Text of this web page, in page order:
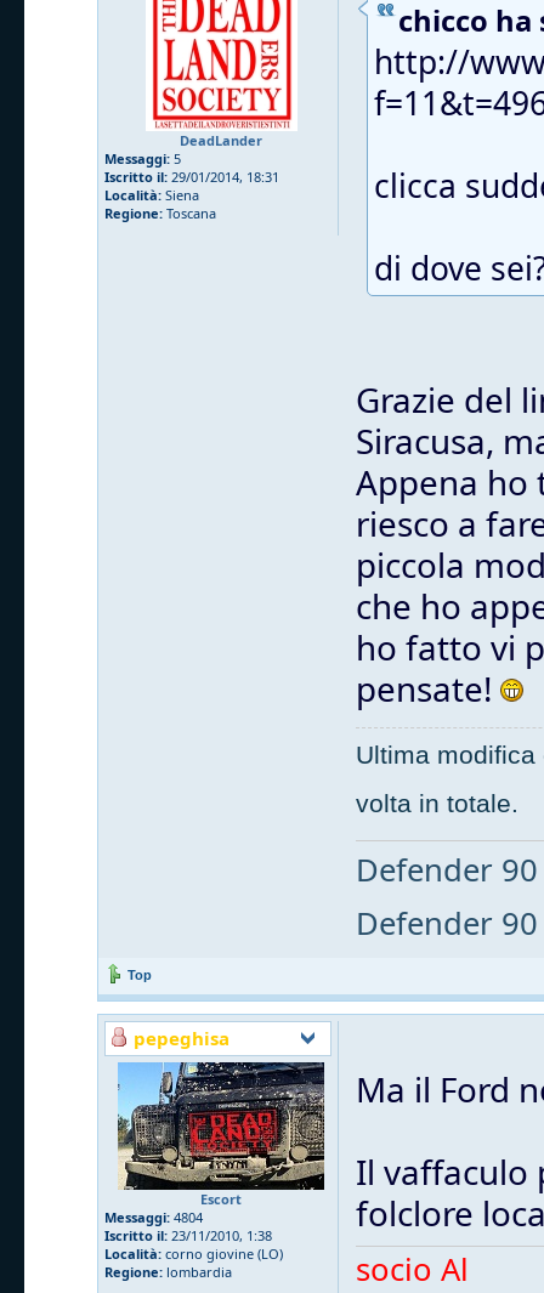
DeadLander
Messaggi: 5
Iscritto il: 29/01/2014, 18:31
Località: Siena
Regione: Toscana
chicco
http://
clicca
di dove
Grazie del
Siracusa,
Appena ho
riesco a
piccola
che ho
ho fatto vi
pensate!
Ultima
volta in totale.
Defender
Defender
Top
pepeghisa
Escort
Messaggi: 4804
Iscritto il: 23/11/2010, 1:38
Località: corno giovine (LO)
Regione: lombardia
Ma il Ford
Il vaffaculo
folclore
socio Al